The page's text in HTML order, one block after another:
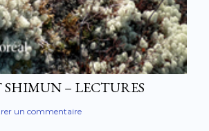
SHIMUN – LECTURES
un commentaire